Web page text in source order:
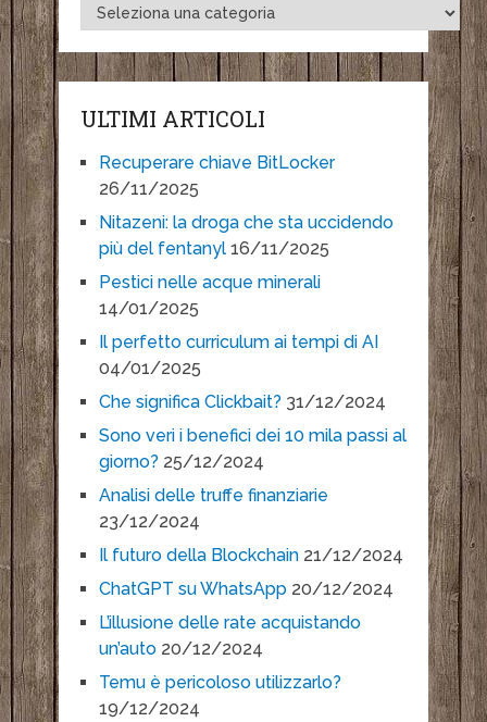
ULTIMI ARTICOLI
Recuperare chiave BitLocker
26/11/2025
Nitazeni: la droga che sta uccidendo
più del fentanyl 16/11/2025
Pestici nelle acque minerali
14/01/2025
Il perfetto curriculum ai tempi di AI
04/01/2025
Che significa Clickbait? 31/12/2024
Sono veri i benefici dei 10 mila passi al
giorno? 25/12/2024
Analisi delle truffe finanziarie
23/12/2024
Il futuro della Blockchain 21/12/2024
ChatGPT su WhatsApp 20/12/2024
L’illusione delle rate acquistando
un’auto 20/12/2024
Temu è pericoloso utilizzarlo?
19/12/2024